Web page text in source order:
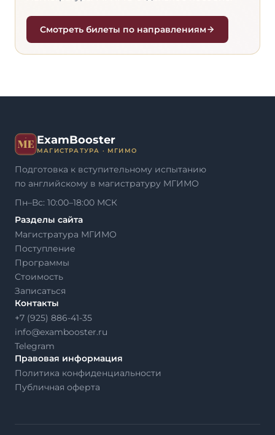
Смотреть билеты по направлениям
ExamBooster
МАГИСТРАТУРА · МГИМО
Подготовка к вступительному испытанию
по английскому в магистратуру МГИМО
Пн–Вс: 10:00–18:00 МСК
Разделы сайта
Магистратура МГИМО
Поступление
Программы
Стоимость
Записаться
Контакты
+7 (925) 886-41-35
info@exambooster.ru
Telegram
Правовая информация
Политика конфиденциальности
Публичная оферта